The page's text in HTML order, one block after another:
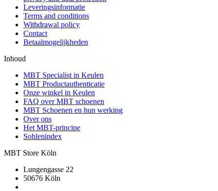
Leveringsinformatie
Terms and conditions
Withdrawal policy
Contact
Betaalmogelijkheden
Inhoud
MBT Specialist in Keulen
MBT Productauthenticatie
Onze winkel in Keulen
FAQ over MBT schoenen
MBT Schoenen en hun werking
Over ons
Het MBT-principe
Sohlenindex
MBT Store Köln
Lungengasse 22
50676 Köln